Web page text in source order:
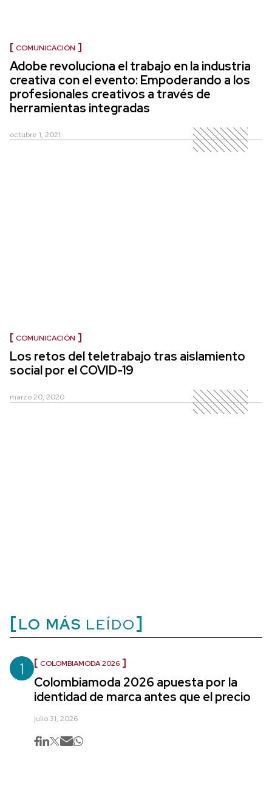
COMUNICACIÓN
Adobe revoluciona el trabajo en la industria
creativa con el evento: Empoderando a los
profesionales creativos a través de
herramientas integradas
octubre 1, 2021
COMUNICACIÓN
Los retos del teletrabajo tras aislamiento
social por el COVID-19
marzo 20, 2020
LO MÁS LEÍDO
1 COLOMBIAMODA 2026
Colombiamoda 2026 apuesta por la
identidad de marca antes que el precio
julio 31, 2026